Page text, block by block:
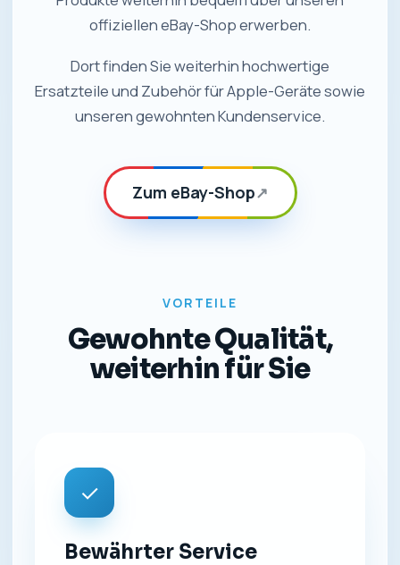
offiziellen eBay-Shop erwerben.
Dort finden Sie weiterhin hochwertige
Ersatzteile und Zubehör für Apple-Geräte sowie
unseren gewohnten Kundenservice.
Zum eBay-Shop↗
VORTEILE
Gewohnte Qualität,
weiterhin für Sie
✓
Bewährter Service